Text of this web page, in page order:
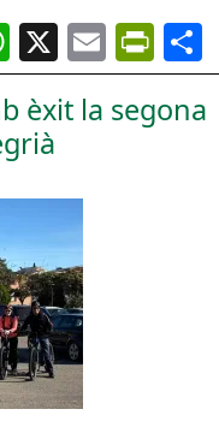
WhatsApp
X Email
èxit la segona